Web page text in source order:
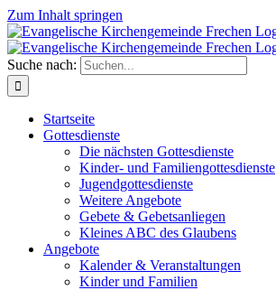
Zum Inhalt springen
Suche nach:
Startseite
Gottesdienste
Die nächsten Gottesdienste
Kinder- und Familiengottesdienste
Jugendgottesdienste
Weitere Angebote
Gebete & Gebetsanliegen
Kleines ABC des Glaubens
Angebote
Kalender & Veranstaltungen
Kinder und Familien